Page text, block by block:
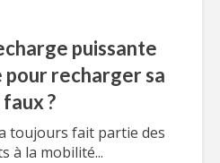
puissante
pour recharger sa
?
toujours fait partie des
à la mobilité...